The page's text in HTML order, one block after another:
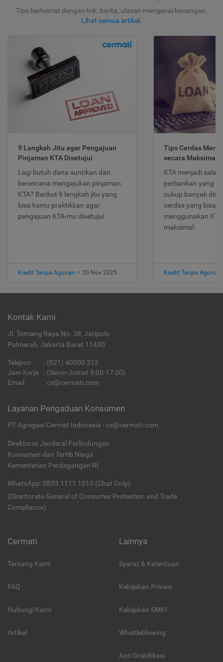
Tips berhemat dengan trik, berita, ulasan mengenai keuangan.
Lihat semua artikel .
9 Langkah Jitu agar Pengajuan
Pinjaman KTA Disetujui
Lagi butuh dana suntikan dan
berencana mengajukan pinjaman
KTA? Berikut 9 langkah jitu yang
bisa kamu praktikkan agar
pengajuan KTA-mu disetujui.
Kredit Tanpa Agunan • 20 Nov 2025
Tips Cerdas
secara Maksimal
KTA menjadi
perbankan yang
cukup banyak
cerdas yang bisa
menggunakan
maksimal:
Kredit Tanpa Agunan
Kontak Kami
Jl. Tomang Raya No. 38, Jatipulo
Palmerah, Jakarta Barat 11430
Telepon : (021) 40000 312
Jam Kerja
: (Senin-Jumat 9:00-17:00)
Email
: cs@cermati.com
Layanan Pengaduan Konsumen
PT Agregasi Cermat Indonesia - cs@cermati.com
Direktorat Jenderal Perlindungan
Konsumen dan Tertib Niaga
Kementerian Perdagangan RI
WhatsApp: 0853 1111 1010 (Chat Only)
(Directorate General of Consumer Protection and Trade
Compliance)
Cermati
Tentang Kami
FAQ
Hubungi Kami
Artikel
Lainnya
Syarat & Ketentuan
Kebijakan Privasi
Kebijakan SMKI
Whistleblowing
Anti Gratifikasi